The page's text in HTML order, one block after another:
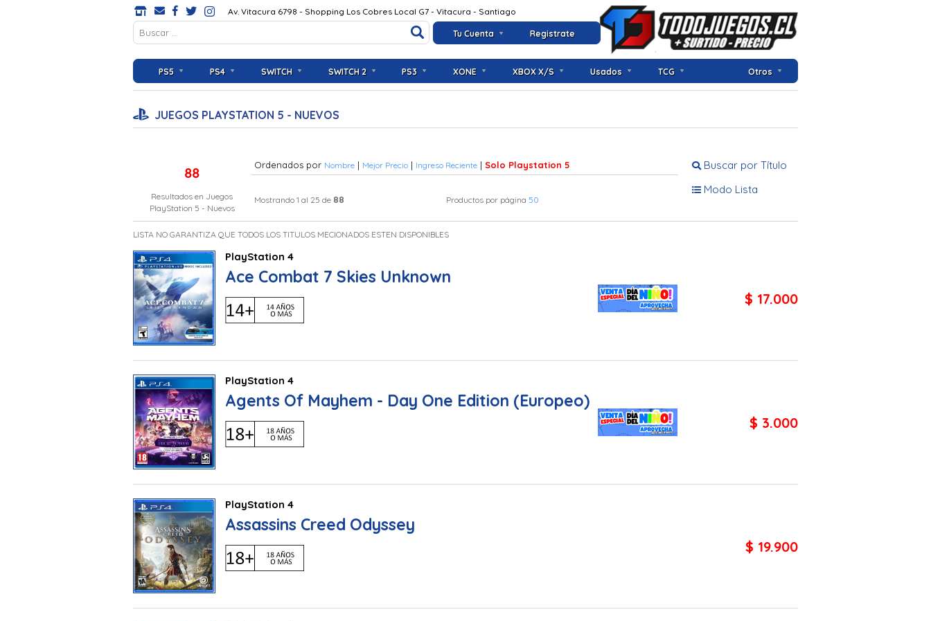
Tu Cuenta Registrate
Av. Vitacura 6798 - Shopping Los Cobres Local G7 - Vitacura - Santiago
PS5 PS4 SWITCH SWITCH 2 PS3 XONE XBOX X/S Usados TCG Otros
JUEGOS PLAYSTATION 5 - NUEVOS
Buscar por Título
Modo Lista
88
Resultados en Juegos
PlayStation 5 - Nuevos
Ordenados por Nombre | Mejor Precio | Ingreso Reciente | Solo Playstation 5
Mostrando 1 al 25 de 88 Productos por página 50
LISTA NO GARANTIZA QUE TODOS LOS TITULOS MECIONADOS ESTEN DISPONIBLES
PlayStation 4
Ace Combat 7 Skies Unknown
$ 17.000
PlayStation 4
Agents Of Mayhem - Day One Edition (Europeo)
$ 3.000
PlayStation 4
Assassins Creed Odyssey
$ 19.900